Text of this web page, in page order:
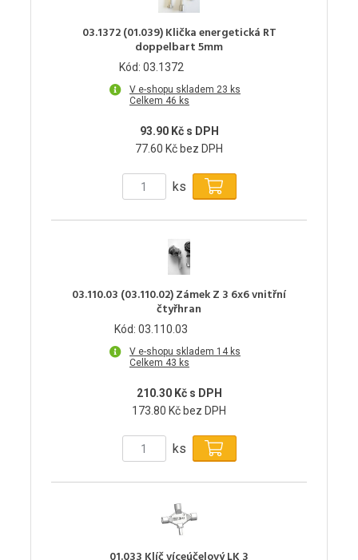
03.1372 (01.039) Klička energetická RT
doppelbart 5mm
Kód: 03.1372
V e-shopu skladem 23 ks
Celkem 46 ks
93.90 Kč s DPH
77.60 Kč bez DPH
ks
03.110.03 (03.110.02) Zámek Z 3 6x6 vnitřní
čtyřhran
Kód: 03.110.03
V e-shopu skladem 14 ks
Celkem 43 ks
210.30 Kč s DPH
173.80 Kč bez DPH
ks